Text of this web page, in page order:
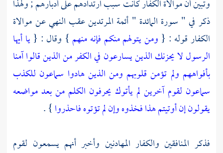
وتبين أن موالاة الكفار كانت سبب ارتدادهم على أدبارهم ; ولهذا
ذكر في " سورة المائدة " أئمة المرتدين عقب النهي عن موالاة
الكفار قوله : { ومن يتولهم منكم فإنه منهم } وقال : {يا أيها
الرسول لا يحزنك الذين يسارعون في الكفر من الذين قالوا آمنا
بأفواههم ولم تؤمن قلوبهم ومن الذين هادوا سماعون للكذب
سماعون لقوم آخرين لم يأتوك يحرفون الكلم من بعد مواضعه
يقولون إن أوتيتم هذا فخذوه وإن لم تؤتوه فاحذروا} .
فذكر المنافقين والكفار المهادنين وأخبر أنهم يسمعون لقوم